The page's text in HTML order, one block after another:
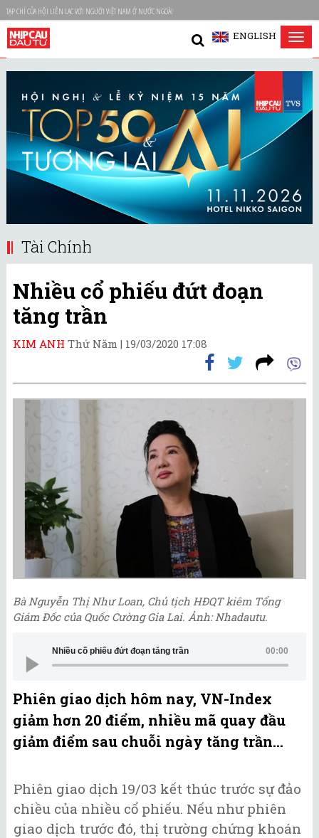
TẠP CHÍ CỦA HỘI LIÊN LẠC VỚI NGƯỜI VIỆT NAM Ở NƯỚC NGOÀI
ENGLISH
Tài Chính
Nhiều cổ phiếu đứt đoạn
tăng trần
KIM ANH Thứ Năm | 19/03/2020 17:08
Bà Nguyễn Thị Như Loan, Chủ tịch HĐQT kiêm Tổng
Giám Đốc của Quốc Cường Gia Lai. Ảnh: Nhadautu.
00:00
Nhiều cổ phiếu đứt đoạn tăng trần
Phiên giao dịch hôm nay, VN-Index
giảm hơn 20 điểm, nhiều mã quay đầu
giảm điểm sau chuỗi ngày tăng trần...
Phiên giao dịch 19/03 kết thúc trước sự đảo
chiều của nhiều cổ phiếu. Nếu như phiên
giao dịch trước đó, thị trường chứng khoán